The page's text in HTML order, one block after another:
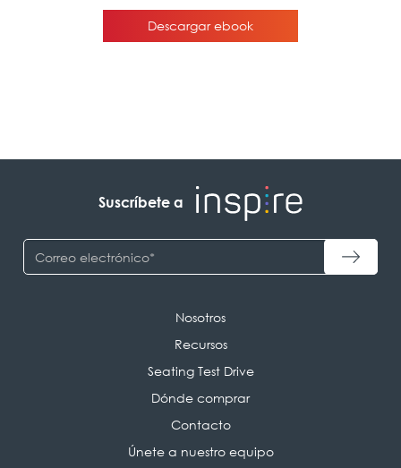
Suscríbete a
Nosotros
Recursos
Seating Test Drive
Dónde comprar
Contacto
Únete a nuestro equipo